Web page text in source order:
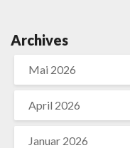
Archives
Mai 2026
April 2026
Januar 2026